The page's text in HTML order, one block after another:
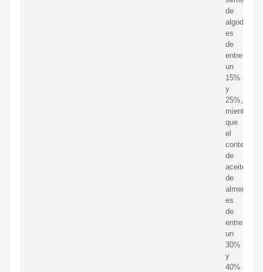
de
algodón
es
de
entre
un
15%
y
25%,
mientras
que
el
contenido
de
aceite
de
almendra
es
de
entre
un
30%
y
40%